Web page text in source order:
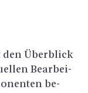
Über­blick
Be­ar­bei­
be­